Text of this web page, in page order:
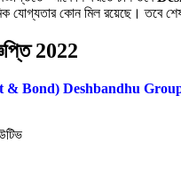
যোগ্যতার কোন মিল রয়েছে। তবে
2022
& Bond) Deshbandhu